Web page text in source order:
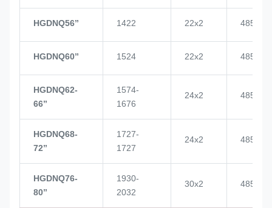
HGDNQ56’’ 1422 22x2 4855
HGDNQ60’’ 1524 22x2 4855
HGDNQ62-
66’’
1574-
1676
24x2 4855
HGDNQ68-
72’’
1727-
1727
24x2 4855
HGDNQ76-
80’’
1930-
2032
30x2 4855